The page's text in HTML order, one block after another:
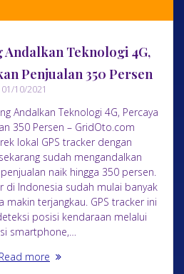
Andalkan Teknologi 4G,
Penjualan 350 Persen
01/10/2021
Andalkan Teknologi 4G, Percaya
350 Persen – GridOto.com
lokal GPS tracker dengan
sudah mengandalkan
naik hingga 350 persen.
di Indonesia sudah mulai banyak
makin terjangkau. GPS tracker ini
posisi kendaraan melalui
smartphone,…
Read more